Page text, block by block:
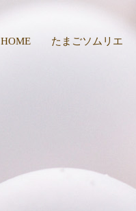
HOME たまごソムリエ